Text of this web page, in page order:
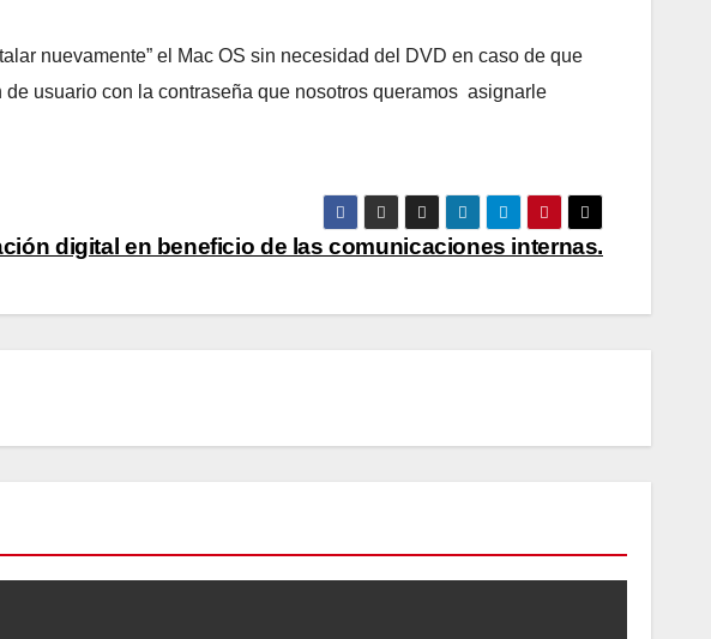
nuevamente” el Mac OS sin necesidad del DVD en caso de que
usuario con la contraseña que nosotros queramos asignarle
digital en beneficio de las comunicaciones internas.